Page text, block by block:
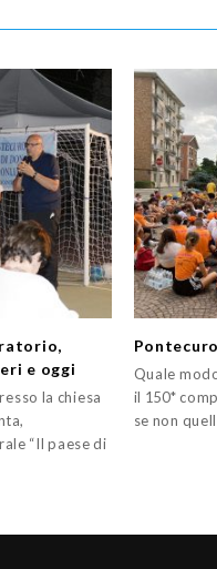
e oggi
la chiesa
“Il paese di
Quale
il 150*
se non